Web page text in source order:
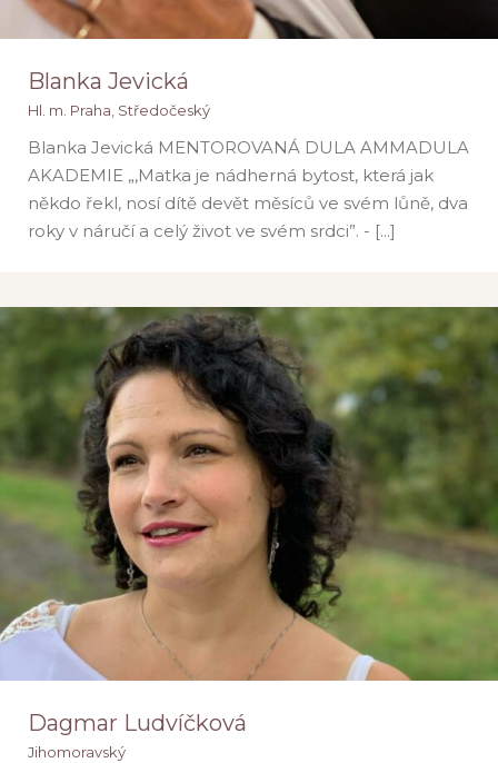
Blanka Jevická
Hl. m. Praha Středočeský
Blanka Jevická
Hl. m. Praha Středočeský
Blanka Jevická MENTOROVANÁ DULA AMMADULA
AKADEMIE „,Matka je nádherná bytost, která jak
někdo řekl, nosí dítě devět měsíců ve svém lůně, dva
roky v náručí a celý život ve svém srdci”. - [...]
Dagmar Ludvíčková
Jihomoravský